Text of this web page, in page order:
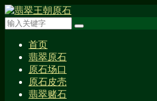
首页
翡翠原石
原石场口
原石皮壳
翡翠赌石